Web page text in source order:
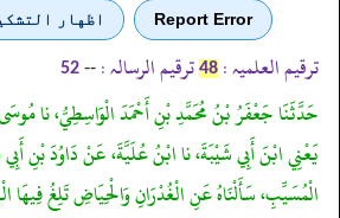
Report Error اظهار
ترقیم العلمیہ : 48 ترقیم الرسالہ : --
52
حَدَّثَنَا جَعْفَرُ بْنُ مُحَمَّدِ بْنِ أَحْمَدَ الْوَاسِطِيُّ، نا
يَعْنِي ابْنَ أَبِي شَيْبَةَ، نا ابْنُ عُلَيَّةَ، عَنْ دَاوُدَ بْنِ
الْمُسَيِّبِ، سَأَلْنَاهُ عَنِ الْغُدْرَانِ وَالْحِيَاضِ تَلِغُ فِيهَا